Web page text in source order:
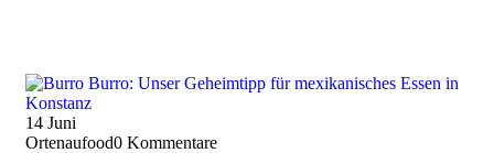
14 Juni
Ortenaufood0 Kommentare